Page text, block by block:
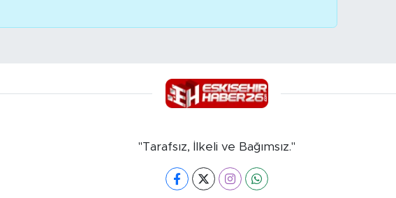
"Tarafsız, İlkeli ve Bağımsız."